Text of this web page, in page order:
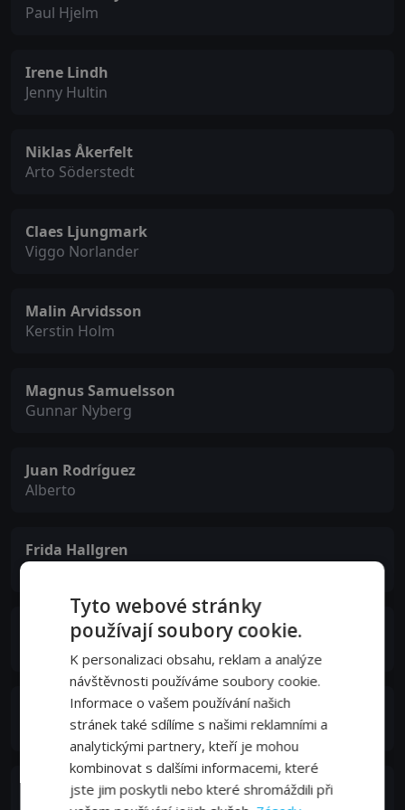
Paul Hjelm
Irene Lindh
Jenny Hultin
Niklas Åkerfelt
Arto Söderstedt
Claes Ljungmark
Viggo Norlander
Malin Arvidsson
Kerstin Holm
Magnus Samuelsson
Gunnar Nyberg
Juan Rodríguez
Alberto
Frida Hallgren
Ebba Ribbing
César Saratxu
Städaren
Bisse Unger
Tyto webové stránky
používají soubory cookie.
K personalizaci obsahu, reklam a analýze
návštěvnosti používáme soubory cookie.
Informace o vašem používání našich
stránek také sdílíme s našimi reklamními a
analytickými partnery, kteří je mohou
kombinovat s dalšími informacemi, které
jste jim poskytli nebo které shromáždili při